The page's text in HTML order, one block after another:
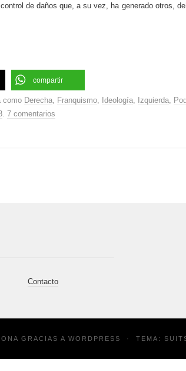
de daños que, a su vez, ha generado otros,
compartir
como Derecha, Franquismo, Ideología, Izquierda,
. 7 comentarios
Contacto
GRACIAS A WORDPRESS · TEMA: